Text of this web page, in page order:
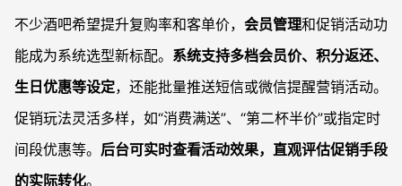
不少酒吧希望提升复购率和客单价， 会员管理和促销活动功
能成为系统选型新标配。 系统支持多档会员价、积分返还、
生日优惠等设定，还能批量推送短信或微信提醒营销活动。
促销玩法灵活多样，如“消费满送”、“第二杯半价”或指定时
间段优惠等。 后台可实时查看活动效果，直观评估促销手段
的实际转化。